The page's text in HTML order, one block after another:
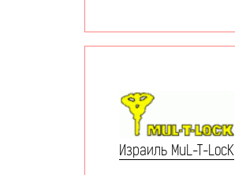
Израиль MuL-T-LocK